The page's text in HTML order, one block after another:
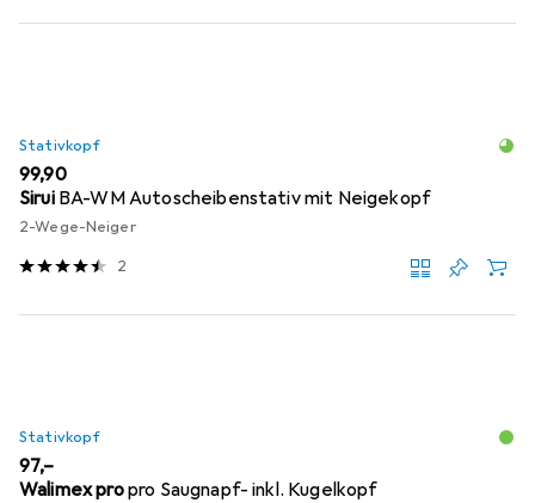
Stativkopf
EUR
99,90
Sirui BA-WM Autoscheibenstativ mit Neigekopf
2-Wege-Neiger
2
Stativkopf
EUR
97,–
Walimex propro Saugnapf- inkl. Kugelkopf